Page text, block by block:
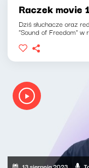
Raczek movie
Dziś słuchacze oraz
"Sound of Freedom" w